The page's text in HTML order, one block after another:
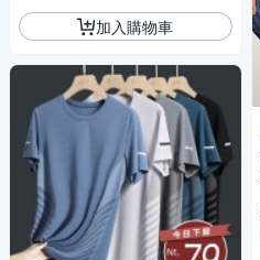
加入購物車